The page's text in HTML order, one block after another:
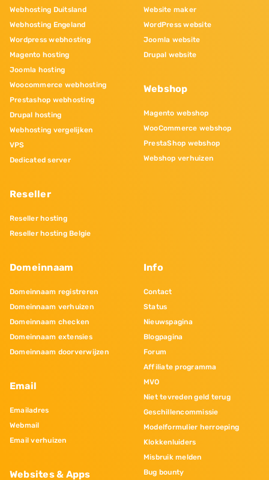
Webhosting Duitsland
Webhosting Engeland
Wordpress webhosting
Magento hosting
Joomla hosting
Woocommerce webhosting
Prestashop webhosting
Drupal hosting
Webhosting vergelijken
VPS
Dedicated server
Reseller
Reseller hosting
Reseller hosting Belgie
Website maker
WordPress website
Joomla website
Drupal website
Webshop
Magento webshop
WooCommerce webshop
PrestaShop webshop
Webshop verhuizen
Domeinnaam
Domeinnaam registreren
Domeinnaam verhuizen
Domeinnaam checken
Domeinnaam extensies
Domeinnaam doorverwijzen
Email
Emailadres
Webmail
Email verhuizen
Websites & Apps
Info
Contact
Status
Nieuwspagina
Blogpagina
Forum
Affiliate programma
MVO
Niet tevreden geld terug
Geschillencommissie
Modelformulier herroeping
Klokkenluiders
Misbruik melden
Bug bounty